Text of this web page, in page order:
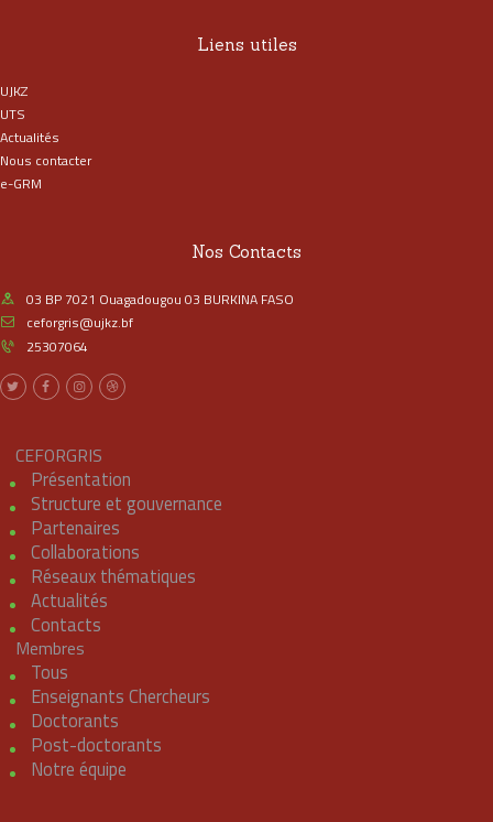
Liens utiles
UJKZ
UTS
Actualités
Nous contacter
e-GRM
Nos Contacts
03 BP 7021 Ouagadougou 03 BURKINA FASO
ceforgris@ujkz.bf
25307064
CEFORGRIS
Présentation
Structure et gouvernance
Partenaires
Collaborations
Réseaux thématiques
Actualités
Contacts
Membres
Tous
Enseignants Chercheurs
Doctorants
Post-doctorants
Notre équipe